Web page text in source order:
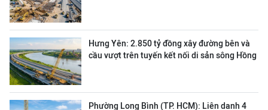
Hưng Yên: 2.850 tỷ đồng xây đường bên và
cầu vượt trên tuyến kết nối di sản sông Hồng
Phường Long Bình (TP. HCM): Liên danh 4